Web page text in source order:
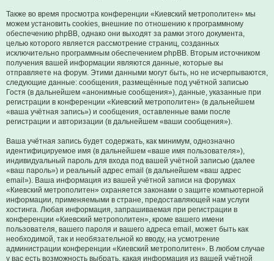
Также во время просмотра конференции «Киевский метрополитен» мы
можем установить cookies, внешние по отношению к программному
обеспечению phpBB, однако они выходят за рамки этого документа,
целью которого является рассмотрение страниц, созданных
исключительно программным обеспечением phpBB. Вторым источником
получения вашей информации являются данные, которые вы
отправляете на форум. Этими данными могут быть, но не исчерпываются,
следующие данные: сообщения, размещённые под учётной записью
Гостя (в дальнейшем «анонимные сообщения»), данные, указанные при
регистрации в конференции «Киевский метрополитен» (в дальнейшем
«ваша учётная запись») и сообщения, оставленные вами после
регистрации и авторизации (в дальнейшем «ваши сообщения»).
Ваша учётная запись будет содержать, как минимум, однозначно
идентифицируемое имя (в дальнейшем «ваше имя пользователя»),
индивидуальный пароль для входа под вашей учётной записью (далее
«ваш пароль») и реальный адрес email (в дальнейшем «ваш адрес
email»). Ваша информация из вашей учётной записи на форумах
«Киевский метрополитен» охраняется законами о защите компьютерной
информации, применяемыми в стране, предоставляющей нам услуги
хостинга. Любая информация, запрашиваемая при регистрации в
конференции «Киевский метрополитен», кроме вашего имени
пользователя, вашего пароля и вашего адреса email, может быть как
необходимой, так и необязательной ко вводу, на усмотрение
администрации конференции «Киевский метрополитен». В любом случае
у вас есть возможность выбрать, какая информация из вашей учётной